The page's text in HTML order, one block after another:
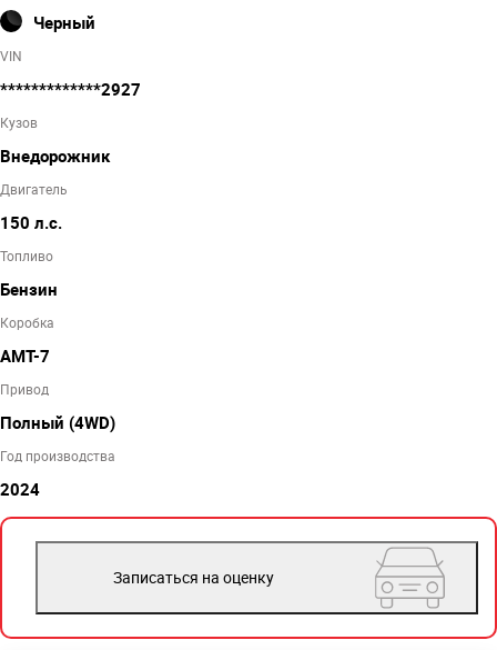
Черный
VIN
*************2927
Кузов
Внедорожник
Двигатель
150 л.с.
Топливо
Бензин
Коробка
AMT-7
Привод
Полный (4WD)
Год производства
2024
Записаться на оценку